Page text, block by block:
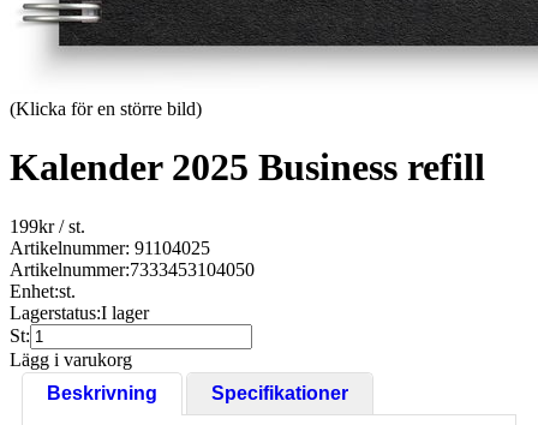
(Klicka för en större bild)
Kalender 2025 Business refill
199kr/ st.
Artikelnummer: 91104025
Artikelnummer:7333453104050
Enhet:st.
Lagerstatus:I lager
St:
Lägg i varukorg
Beskrivning
Specifikationer